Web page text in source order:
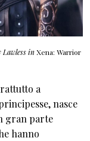
Lawless inXena: Warrior
a
nasce
gran parte
hanno